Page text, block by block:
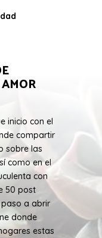
inicio con el
compartir
sobre las
como en el
con
50 post
a abrir
donde
estas